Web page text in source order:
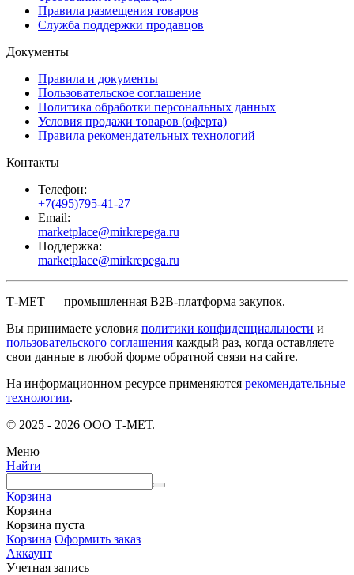
Правила размещения товаров
Служба поддержки продавцов
Документы
Правила и документы
Пользовательское соглашение
Политика обработки персональных данных
Условия продажи товаров (оферта)
Правила рекомендательных технологий
Контакты
Телефон:
+7(495)795-41-27
Email:
marketplace@mirkrepega.ru
Поддержка:
marketplace@mirkrepega.ru
Т-МЕТ — промышленная B2B-платформа закупок.
Вы принимаете условия политики конфиденциальности и
пользовательского соглашения каждый раз, когда оставляете
свои данные в любой форме обратной связи на сайте.
На информационном ресурсе применяются рекомендательные
технологии.
© 2025 - 2026 ООО Т-МЕТ.
Меню
Найти
Корзина
Корзина
Корзина пуста
Корзина Оформить заказ
Аккаунт
Учетная запись